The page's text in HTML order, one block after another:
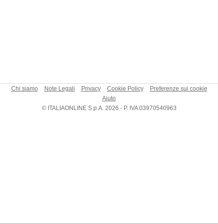
Chi siamo Note Legali Privacy Cookie Policy
Preferenze sui cookie
Aiuto
© ITALIAONLINE S.p.A. 2026 - P. IVA 03970540963